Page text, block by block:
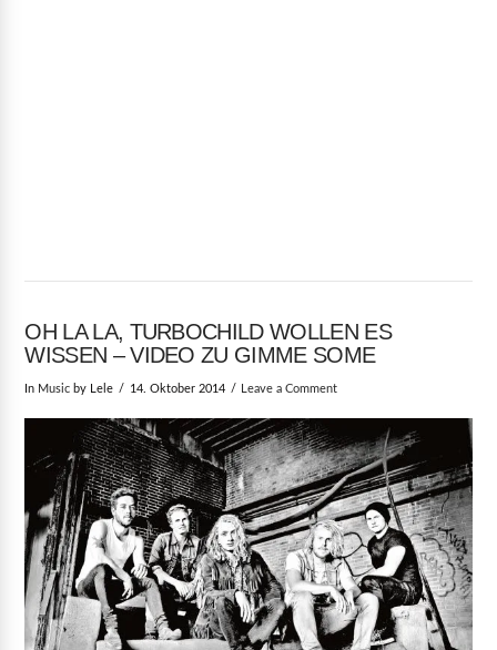
OH LA LA, TURBOCHILD WOLLEN ES
WISSEN – VIDEO ZU GIMME SOME
In Music by Lele 14. Oktober 2014 Leave a Comment